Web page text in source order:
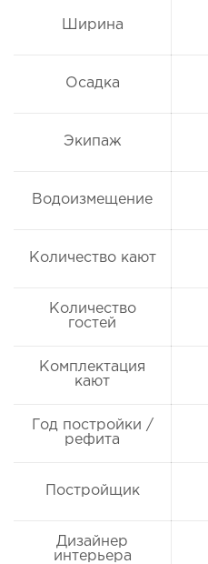
Ширина
Осадка
Экипаж
Водоизмещение
Количество кают
Количество
гостей
Комплектация
кают
Год постройки /
рефита
Постройщик
Дизайнер
интерьера